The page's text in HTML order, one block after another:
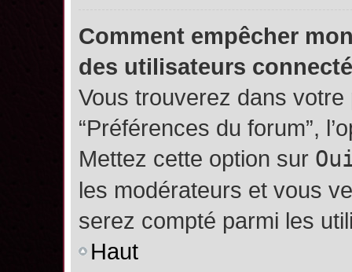
Comment empêcher
des utilisateurs
Vous trouverez dans votre
“Préférences du forum”,
Mettez cette option sur
les modérateurs et vous
serez compté parmi les
Haut